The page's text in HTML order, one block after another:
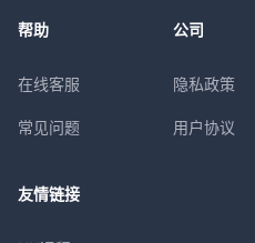
帮助
在线客服
常见问题
公司
隐私政策
用户协议
友情链接